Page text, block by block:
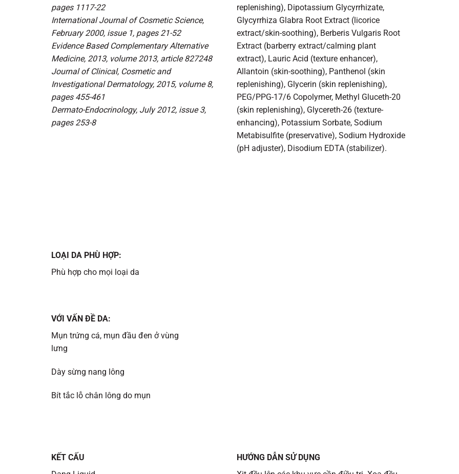
pages 1117-22
International Journal of Cosmetic Science,
February 2000, issue 1, pages 21-52
Evidence Based Complementary Alternative
Medicine, 2013, volume 2013, article 827248
Journal of Clinical, Cosmetic and
Investigational Dermatology, 2015, volume 8,
pages 455-461
Dermato-Endocrinology, July 2012, issue 3,
pages 253-8
replenishing), Dipotassium Glycyrrhizate,
Glycyrrhiza Glabra Root Extract (licorice
extract/skin-soothing), Berberis Vulgaris Root
Extract (barberry extract/calming plant
extract), Lauric Acid (texture enhancer),
Allantoin (skin-soothing), Panthenol (skin
replenishing), Glycerin (skin replenishing),
PEG/PPG-17/6 Copolymer, Methyl Gluceth-20
(skin replenishing), Glycereth-26 (texture-
enhancing), Potassium Sorbate, Sodium
Metabisulfite (preservative), Sodium Hydroxide
(pH adjuster), Disodium EDTA (stabilizer).
LOẠI DA PHÙ HỢP:
Phù hợp cho mọi loại da
VỚI VẤN ĐỀ DA:
Mụn trứng cá, mụn đầu đen ở vùng
lưng
Dày sừng nang lông
Bít tắc lỗ chân lông do mụn
KẾT CẤU
HƯỚNG DẪN SỬ DỤNG